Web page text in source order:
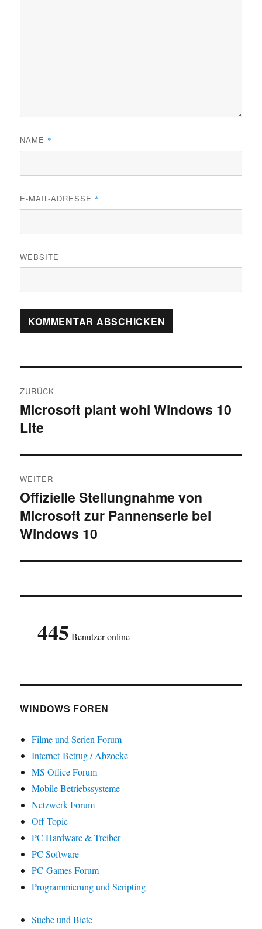
NAME *
E-MAIL-ADRESSE *
WEBSITE
ZURÜCK
Vorheriger
Beitrag:
Microsoft plant wohl Windows 10
Lite
WEITER
Nächster
Beitrag:
Offizielle Stellungnahme von
Microsoft zur Pannenserie bei
Windows 10
445 Benutzer online
WINDOWS FOREN
Filme und Serien Forum
Internet-Betrug / Abzocke
MS Office Forum
Mobile Betriebssysteme
Netzwerk Forum
Off Topic
PC Hardware & Treiber
PC Software
PC-Games Forum
Programmierung und Scripting
Suche und Biete